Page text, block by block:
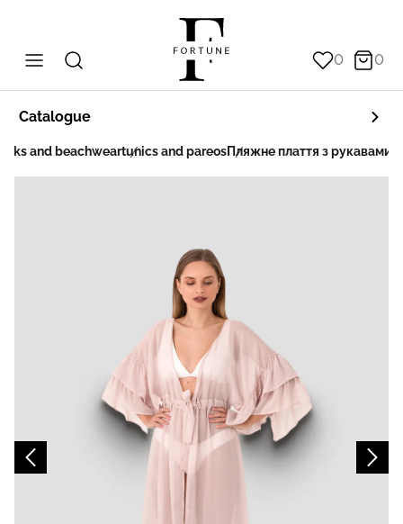
0 0
Catalogue
and beachweartunics and pareosПляжне плаття з рукавами